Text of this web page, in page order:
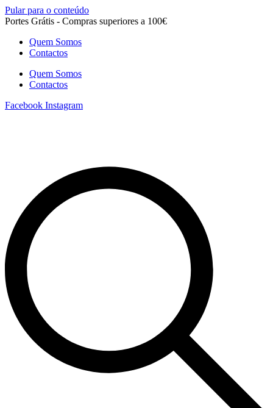
Pular para o conteúdo
Portes Grátis - Compras superiores a 100€
Quem Somos
Contactos
Quem Somos
Contactos
Facebook Instagram